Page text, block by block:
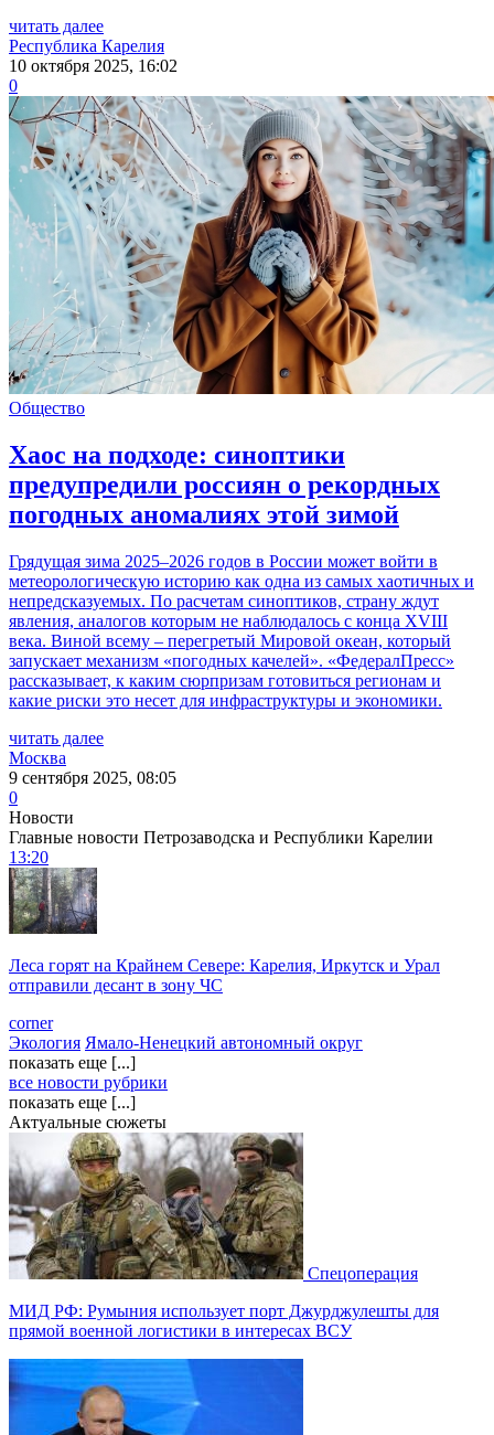
читать далее
Республика Карелия
10 октября 2025, 16:02
0
Общество
Хаос на подходе: синоптики
предупредили россиян о рекордных
погодных аномалиях этой зимой
Грядущая зима 2025–2026 годов в России может войти в
метеорологическую историю как одна из самых хаотичных и
непредсказуемых. По расчетам синоптиков, страну ждут
явления, аналогов которым не наблюдалось с конца XVIII
века. Виной всему – перегретый Мировой океан, который
запускает механизм «погодных качелей». «ФедералПресс»
рассказывает, к каким сюрпризам готовиться регионам и
какие риски это несет для инфраструктуры и экономики.
читать далее
Москва
9 сентября 2025, 08:05
0
Новости
Главные новости Петрозаводска и Республики Карелии
13:20
Леса горят на Крайнем Севере: Карелия, Иркутск и Урал
отправили десант в зону ЧС
corner
Экология Ямало-Ненецкий автономный округ
показать еще [...]
все новости рубрики
показать еще [...]
Актуальные сюжеты
Спецоперация
МИД РФ: Румыния использует порт Джурджулешты для
прямой военной логистики в интересах ВСУ